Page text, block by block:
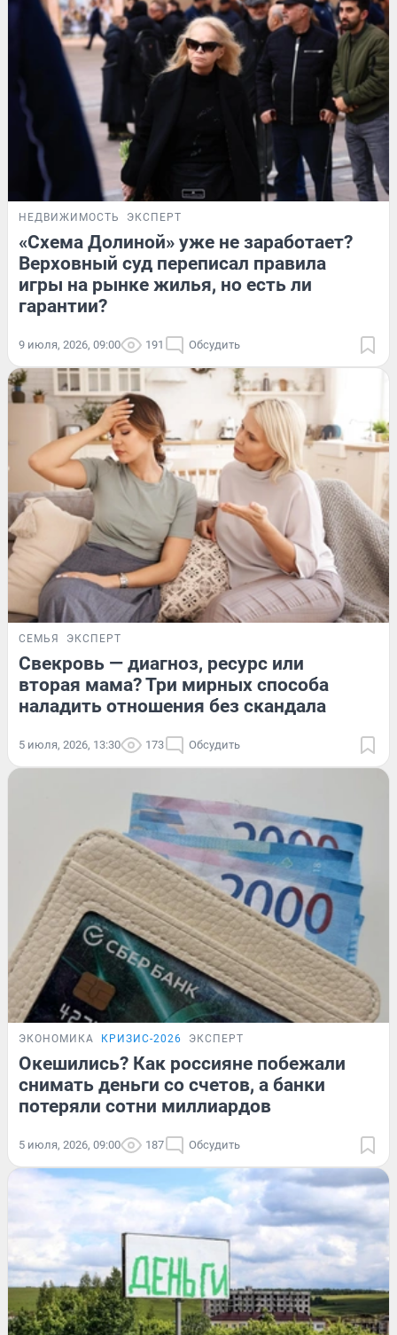
НЕДВИЖИМОСТЬ ЭКСПЕРТ
«Схема Долиной» уже не заработает?
Верховный суд переписал правила
игры на рынке жилья, но есть ли
гарантии?
9 июля, 2026, 09:00 191 Обсудить
СЕМЬЯ ЭКСПЕРТ
Свекровь — диагноз, ресурс или
вторая мама? Три мирных способа
наладить отношения без скандала
5 июля, 2026, 13:30 173 Обсудить
ЭКОНОМИКА КРИЗИС-2026 ЭКСПЕРТ
Окешились? Как россияне побежали
снимать деньги со счетов, а банки
потеряли сотни миллиардов
5 июля, 2026, 09:00 187 Обсудить